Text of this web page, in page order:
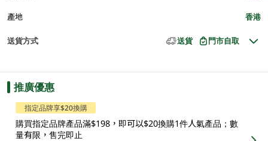
產地 香港
送貨方式 送貨 門市自取
推廣優惠
指定品牌享$20換購
購買指定品牌產品滿$198，即可以$20換購1件人氣產品；數
量有限，售完即止